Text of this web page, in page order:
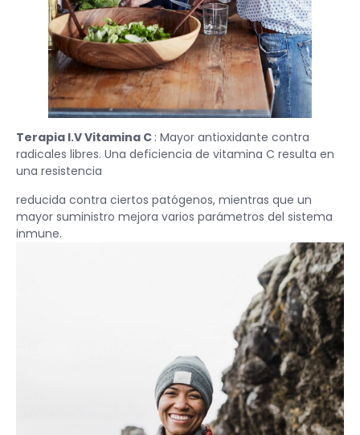
Terapia I.V Vitamina C : Mayor antioxidante contra
radicales libres. Una deficiencia de vitamina C resulta en
una resistencia
reducida contra ciertos patógenos, mientras que un
mayor suministro mejora varios parámetros del sistema
inmune.